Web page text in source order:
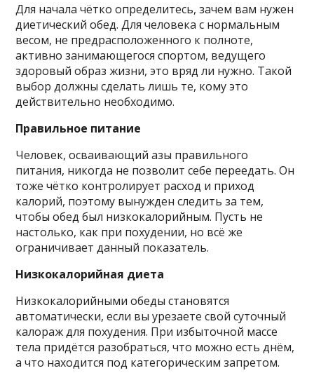
Для начала чётко определитесь, зачем вам нужен
диетический обед. Для человека с нормальным
весом, не предрасположенного к полноте,
активно занимающегося спортом, ведущего
здоровый образ жизни, это вряд ли нужно. Такой
выбор должны сделать лишь те, кому это
действительно необходимо.
Правильное питание
Человек, осваивающий азы правильного
питания, никогда не позволит себе переедать. Он
тоже чётко контролирует расход и приход
калорий, поэтому вынужден следить за тем,
чтобы обед был низкокалорийным. Пусть не
настолько, как при похудении, но всё же
ограничивает данный показатель.
Низкокалорийная диета
Низкокалорийными обеды становятся
автоматически, если вы урезаете свой суточный
калораж для похудения. При избыточной массе
тела придётся разобраться, что можно есть днём,
а что находится под категорическим запретом.